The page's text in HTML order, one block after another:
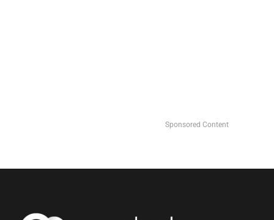
Sponsored Content